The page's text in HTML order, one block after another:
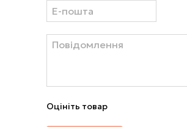
Оцініть товар